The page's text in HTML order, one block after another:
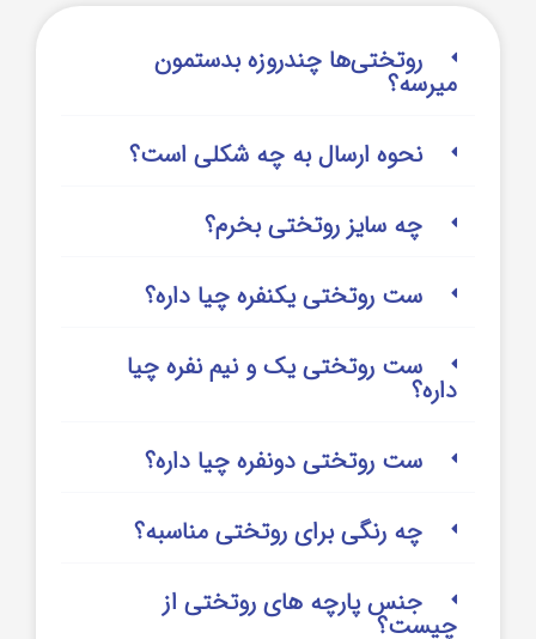
روتختی‌‌ها چندروزه بدستمون
میرسه؟
نحوه ارسال به چه شکلی است؟
چه سایز روتختی بخرم؟
ست روتختی یکنفره چیا داره؟
ست روتختی یک و نیم نفره چیا
داره؟
ست روتختی دونفره چیا داره؟
چه رنگی برای روتختی مناسبه؟
جنس پارچه های روتختی از
چیست؟